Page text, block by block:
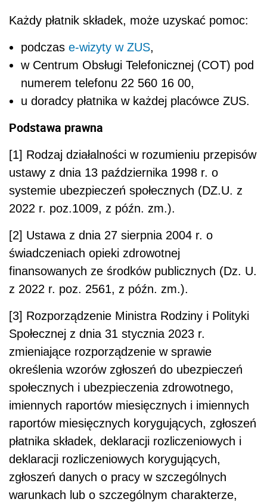
Każdy płatnik składek, może uzyskać pomoc:
podczas e-wizyty w ZUS,
w Centrum Obsługi Telefonicznej (COT) pod
numerem telefonu 22 560 16 00,
u doradcy płatnika w każdej placówce ZUS.
Podstawa prawna
[1] Rodzaj działalności w rozumieniu przepisów
ustawy z dnia 13 października 1998 r. o
systemie ubezpieczeń społecznych (DZ.U. z
2022 r. poz.1009, z późn. zm.).
[2] Ustawa z dnia 27 sierpnia 2004 r. o
świadczeniach opieki zdrowotnej
finansowanych ze środków publicznych (Dz. U.
z 2022 r. poz. 2561, z późn. zm.).
[3] Rozporządzenie Ministra Rodziny i Polityki
Społecznej z dnia 31 stycznia 2023 r.
zmieniające rozporządzenie w sprawie
określenia wzorów zgłoszeń do ubezpieczeń
społecznych i ubezpieczenia zdrowotnego,
imiennych raportów miesięcznych i imiennych
raportów miesięcznych korygujących, zgłoszeń
płatnika składek, deklaracji rozliczeniowych i
deklaracji rozliczeniowych korygujących,
zgłoszeń danych o pracy w szczególnych
warunkach lub o szczególnym charakterze,